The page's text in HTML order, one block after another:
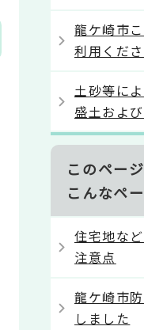
龍ケ崎市
利用くだ
土砂等に
盛土およ
このペー
こんなペ
住宅地な
注意点
龍ケ崎市
しました